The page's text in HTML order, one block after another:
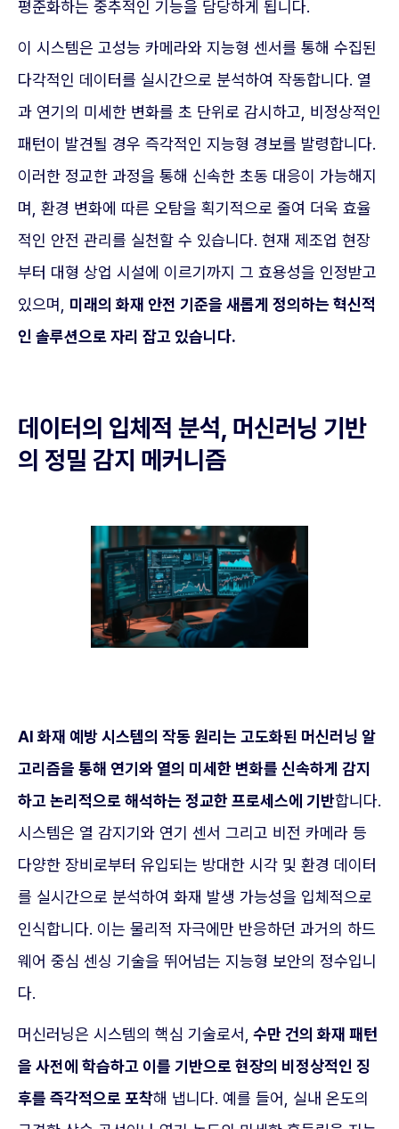
평준화하는 중추적인 기능을 담당하게 됩니다.
이 시스템은 고성능 카메라와 지능형 센서를 통해 수집된
다각적인 데이터를 실시간으로 분석하여 작동합니다. 열
과 연기의 미세한 변화를 초 단위로 감시하고, 비정상적인
패턴이 발견될 경우 즉각적인 지능형 경보를 발령합니다.
이러한 정교한 과정을 통해 신속한 초동 대응이 가능해지
며, 환경 변화에 따른 오탐을 획기적으로 줄여 더욱 효율
적인 안전 관리를 실천할 수 있습니다. 현재 제조업 현장
부터 대형 상업 시설에 이르기까지 그 효용성을 인정받고
있으며, 미래의 화재 안전 기준을 새롭게 정의하는 혁신적
인 솔루션으로 자리 잡고 있습니다.
데이터의 입체적 분석, 머신러닝 기반
의 정밀 감지 메커니즘
AI 화재 예방 시스템의 작동 원리는 고도화된 머신러닝 알
고리즘을 통해 연기와 열의 미세한 변화를 신속하게 감지
하고 논리적으로 해석하는 정교한 프로세스에 기반합니다.
시스템은 열 감지기와 연기 센서 그리고 비전 카메라 등
다양한 장비로부터 유입되는 방대한 시각 및 환경 데이터
를 실시간으로 분석하여 화재 발생 가능성을 입체적으로
인식합니다. 이는 물리적 자극에만 반응하던 과거의 하드
웨어 중심 센싱 기술을 뛰어넘는 지능형 보안의 정수입니
다.
머신러닝은 시스템의 핵심 기술로서, 수만 건의 화재 패턴
을 사전에 학습하고 이를 기반으로 현장의 비정상적인 징
후를 즉각적으로 포착해 냅니다. 예를 들어, 실내 온도의